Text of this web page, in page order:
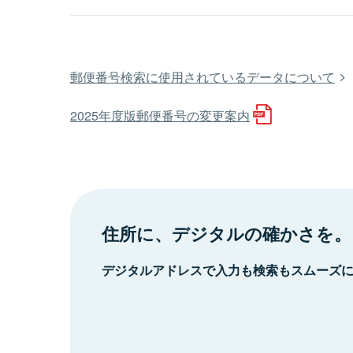
郵便番号検索に使用されているデータについて
2025年度版郵便番号の変更案内
住所に、デジタルの確かさを。
デジタルアドレスで入力も検索もスムーズ